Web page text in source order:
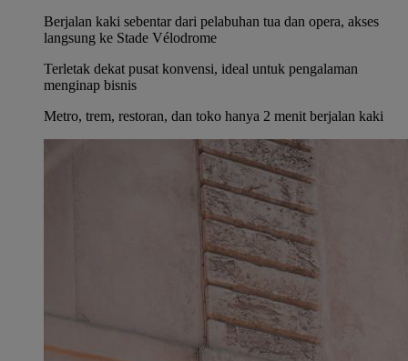
Berjalan kaki sebentar dari pelabuhan tua dan opera, akses
langsung ke Stade Vélodrome
Terletak dekat pusat konvensi, ideal untuk pengalaman
menginap bisnis
Metro, trem, restoran, dan toko hanya 2 menit berjalan kaki